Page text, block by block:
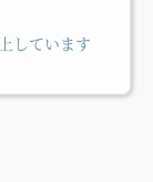
しています